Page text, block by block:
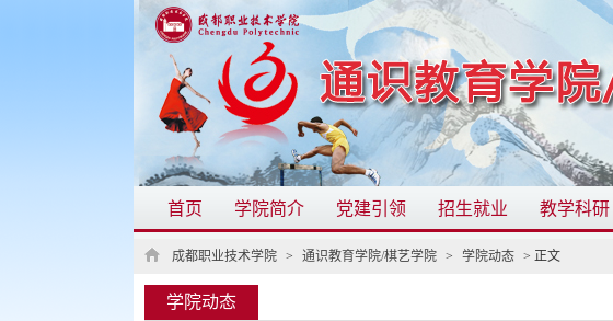
首页 学院简介 党建引领 招生就业 教学科研
成都职业技术学院 > 通识教育学院/棋艺学院 > 学院动态 > 正文
学院动态